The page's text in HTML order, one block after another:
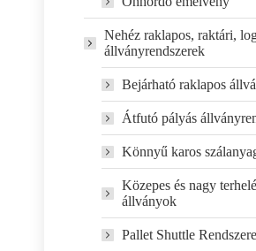
Nehéz raklapos, raktári,
állványrendszerek
Bejárható raklapos
Átfutó pályás
Könnyű karos
Közepes és nagy
állványok
Pallet Shuttle